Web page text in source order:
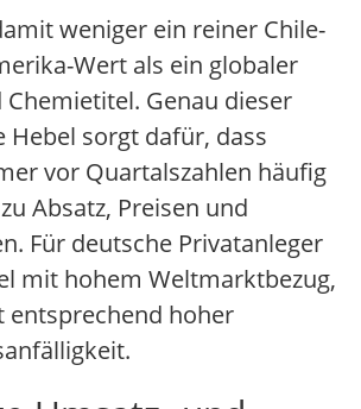
weniger ein reiner Chile-
Wert als ein globaler
Genau dieser
Hebel sorgt dafür, dass
vor Quartalszahlen häufig
Absatz, Preisen und
Für deutsche Privatanleger
mit hohem Weltmarktbezug,
entsprechend hoher